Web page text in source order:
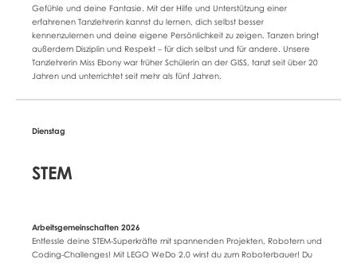
Gefühle und deine Fantasie. Mit der Hilfe und Unterstützung einer
erfahrenen Tanzlehrerin kannst du lernen, dich selbst besser
kennenzulernen und deine eigene Persönlichkeit zu zeigen. Tanzen bringt
außerdem Disziplin und Respekt – für dich selbst und für andere. Unsere
Tanzlehrerin Miss Ebony war früher Schülerin an der GISS, tanzt seit über 20
Jahren und unterrichtet seit mehr als fünf Jahren.
STEM
Entfessle deine STEM-Superkräfte mit spannenden Projekten, Robotern und
Coding-Challenges! Mit LEGO WeDo 2.0 wirst du zum Roboterbauer! Du